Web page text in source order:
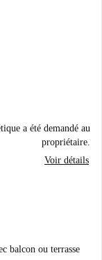
a été demandé au
propriétaire.
Voir détails
balcon ou terrasse